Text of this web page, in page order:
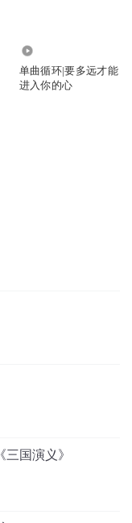
单曲循环|要多远才能
进入你的心
三国演义》